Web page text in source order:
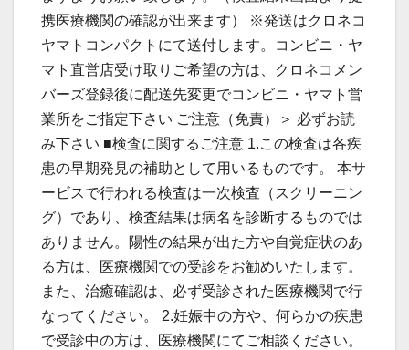
携医療機関の確認が出来ます） ※発送はクロネコ
ヤマトコンパクトにて送付します。コンビニ・ヤ
マト直営店受け取りご希望の方は、クロネコメン
バーズ登録後に配送先変更でコンビニ・ヤマト営
業所をご指定下さい ご注意（免責）＞ 必ずお読
み下さい ■検査に関するご注意 1.この検査は各疾
患の早期発見の補助として用いるものです。 本サ
ービスで行われる検査は一次検査（スクリーニン
グ）であり、検査結果は病名を診断するものでは
ありません。陽性の結果が出た方や自覚症状のあ
る方は、医療機関での受診をお勧めいたします。
また、治癒確認は、必ず受診された医療機関で行
なってください。 2.妊娠中の方や、何らかの疾患
で受診中の方は、医療機関にてご相談ください。